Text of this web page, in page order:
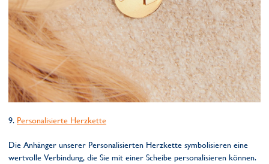
9. Personalisierte Herzkette
Die Anhänger unserer Personalisierten Herzkette symbolisieren eine
wertvolle Verbindung, die Sie mit einer Scheibe personalisieren können.